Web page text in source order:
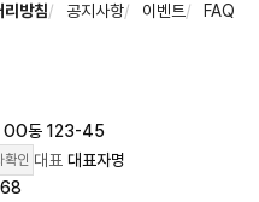
리방침 공지사항 이벤트
FAQ
OO동 123-45
확인 대표 대표자명